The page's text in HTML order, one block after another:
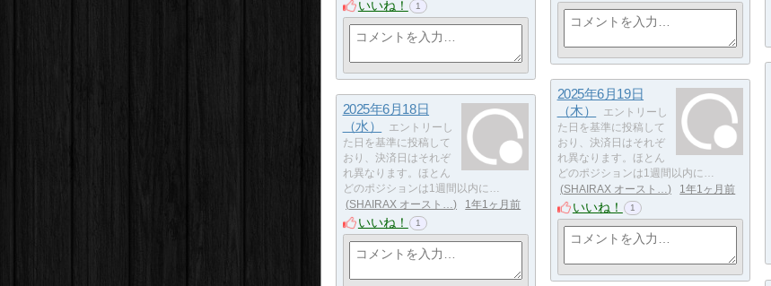
いいね！ 1
2025年6月19日
（木）
エントリーし
た日を基準に投稿して
おり、決済日はそれぞ
れ異なります。ほとん
どのポジションは1週間以内に…
SHAIRAX オースト…
1年1ヶ月前
いいね！ 1
2025年6月18日
（水）
エントリーし
た日を基準に投稿して
おり、決済日はそれぞ
れ異なります。ほとん
どのポジションは1週間以内に…
SHAIRAX オースト…
1年1ヶ月前
いいね！ 1